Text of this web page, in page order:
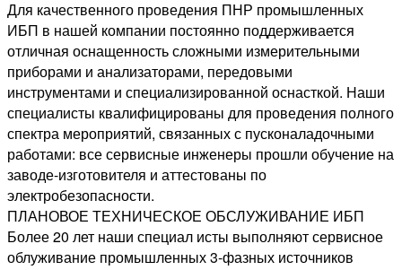
Для качественного проведения ПНР промышленных
ИБП в нашей компании постоянно поддерживается
отличная оснащенность сложными измерительными
приборами и анализаторами, передовыми
инструментами и специализированной оснасткой. Наши
специалисты квалифицированы для проведения полного
спектра мероприятий, связанных с пусконаладочными
работами: все сервисные инженеры прошли обучение на
заводе-изготовителя и аттестованы по
электробезопасности.
ПЛАНОВОЕ ТЕХНИЧЕСКОЕ ОБСЛУЖИВАНИЕ ИБП
Более 20 лет наши специал исты выполняют сервисное
облуживание промышленных 3-фазных источников